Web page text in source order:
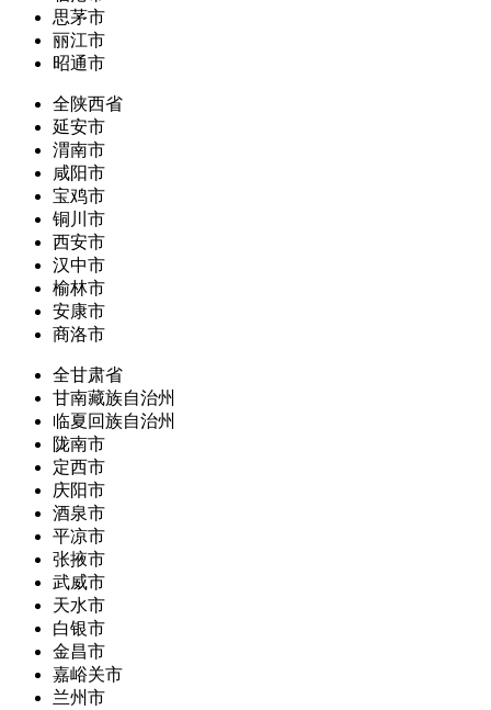
思茅市
丽江市
昭通市
全陕西省
延安市
渭南市
咸阳市
宝鸡市
铜川市
西安市
汉中市
榆林市
安康市
商洛市
全甘肃省
甘南藏族自治州
临夏回族自治州
陇南市
定西市
庆阳市
酒泉市
平凉市
张掖市
武威市
天水市
白银市
金昌市
嘉峪关市
兰州市